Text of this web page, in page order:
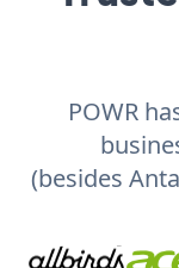
POWR
(besides